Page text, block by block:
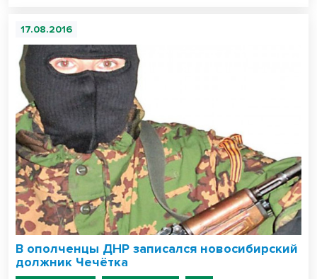
17.08.2016
В ополченцы ДНР записался новосибирский
должник Чечётка